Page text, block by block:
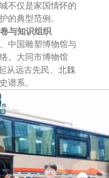
不仅是家国情怀的
的典型范例。
与知识组织
中国雕塑博物馆与
。大同市博物馆
从远古先民、北魏
谱系。